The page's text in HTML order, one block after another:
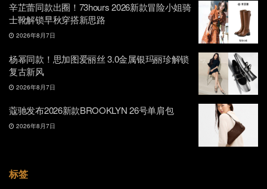
辛芷蕾同款出圈！73hours 2026新款冒险小姐骑
士靴解锁早秋穿搭新思路
2026年8月7日
杨幂同款！思加图爱丽丝 3.0金属银玛丽珍解锁
复古新风
2026年8月7日
蔻驰发布2026新款BROOKLYN 26号单肩包
2026年8月7日
标签